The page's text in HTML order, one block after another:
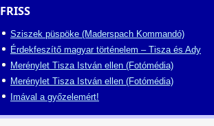
FRISS
Sziszek püspöke (Maderspach Kommandó)
Érdekfeszítő magyar történelem – Tisza és Ady
Merénylet Tisza István ellen (Fotómédia)
Merénylet Tisza István ellen (Fotómédia)
Imával a győzelemért!